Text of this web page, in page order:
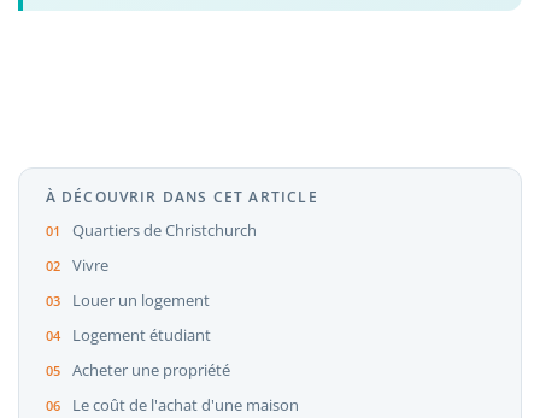
À DÉCOUVRIR DANS CET ARTICLE
Quartiers de Christchurch
Vivre
Louer un logement
Logement étudiant
Acheter une propriété
Le coût de l'achat d'une maison